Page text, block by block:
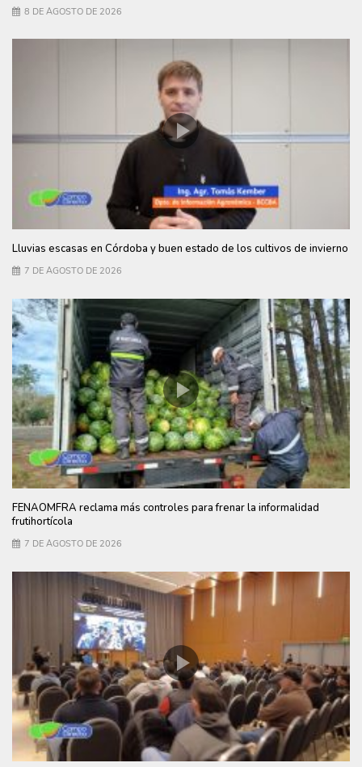
8 DE AGOSTO DE 2026
Lluvias escasas en Córdoba y buen estado de los cultivos de invierno
7 DE AGOSTO DE 2026
FENAOMFRA reclama más controles para frenar la informalidad
frutihortícola
7 DE AGOSTO DE 2026